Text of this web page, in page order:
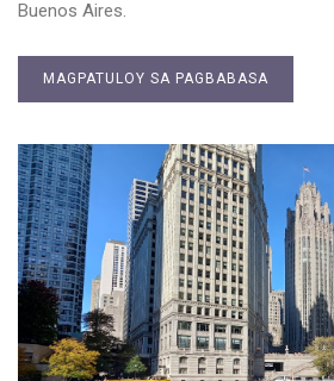
Buenos Aires.
MAGPATULOY SA PAGBABASA